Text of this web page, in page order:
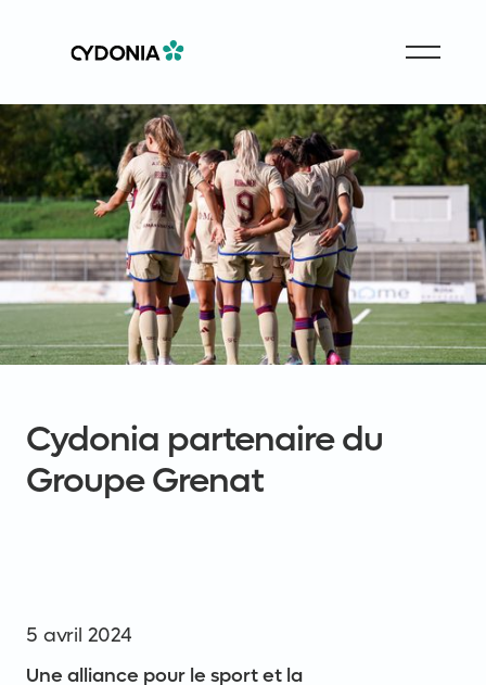
Cydonia partenaire du
Groupe Grenat
5 avril 2024
Une alliance pour le sport et la